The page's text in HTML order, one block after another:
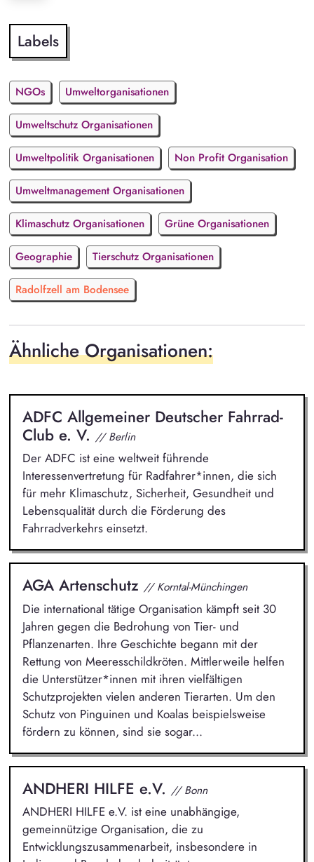
Labels
NGOs Umweltorganisationen
Umweltschutz Organisationen
Umweltpolitik Organisationen Non Profit Organisation
Umweltmanagement Organisationen
Klimaschutz Organisationen Grüne Organisationen
Geographie Tierschutz Organisationen
Radolfzell am Bodensee
Ähnliche Organisationen:
ADFC Allgemeiner Deutscher Fahrrad-
Club e. V. // Berlin
Der ADFC ist eine weltweit führende
Interessenvertretung für Radfahrer*innen, die sich
für mehr Klimaschutz, Sicherheit, Gesundheit und
Lebensqualität durch die Förderung des
Fahrradverkehrs einsetzt.
AGA Artenschutz // Korntal-Münchingen
Die international tätige Organisation kämpft seit 30
Jahren gegen die Bedrohung von Tier- und
Pflanzenarten. Ihre Geschichte begann mit der
Rettung von Meeresschildkröten. Mittlerweile helfen
die Unterstützer*innen mit ihren vielfältigen
Schutzprojekten vielen anderen Tierarten. Um den
Schutz von Pinguinen und Koalas beispielsweise
fördern zu können, sind sie sogar...
ANDHERI HILFE e.V. // Bonn
ANDHERI HILFE e.V. ist eine unabhängige,
gemeinnützige Organisation, die zu
Entwicklungszusammenarbeit, insbesondere in